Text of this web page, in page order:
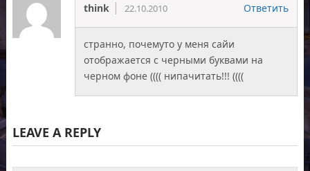
think 22.10.2010 Ответить
странно, почемуто у меня сайи
отображается с черными буквами на
черном фоне (((( нипачитать!!! ((((
LEAVE A REPLY